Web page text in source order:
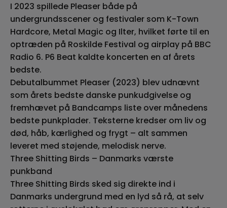
I 2023 spillede Pleaser både på
undergrundsscener og festivaler som K-Town
Hardcore, Metal Magic og Ilter, hvilket førte til en
optræden på Roskilde Festival og airplay på BBC
Radio 6. P6 Beat kaldte koncerten en af årets
bedste.
Debutalbummet Pleaser (2023) blev udnævnt
som årets bedste danske punkudgivelse og
fremhævet på Bandcamps liste over månedens
bedste punkplader. Teksterne kredser om liv og
død, håb, kærlighed og frygt – alt sammen
leveret med støjende, melodisk nerve.
Three Shitting Birds – Danmarks værste
punkband
Three Shitting Birds sked sig direkte ind i
Danmarks undergrund med en lyd så rå, at selv